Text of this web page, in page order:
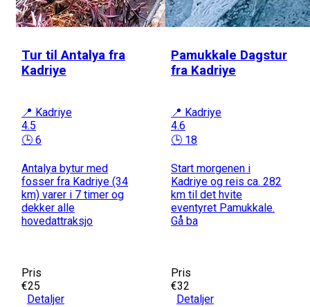
Tur til Antalya fra
Kadriye
📍 Kadriye
4.5
🕒 6
Antalya bytur med
fosser fra Kadriye (34
km) varer i 7 timer og
dekker alle
hovedattraksjo
Pris
€25
Detaljer
Pamukkale Dagstur
fra Kadriye
📍 Kadriye
4.6
🕒 18
Start morgenen i
Kadriye og reis ca. 282
km til det hvite
eventyret Pamukkale.
Gå ba
Pris
€32
Detaljer